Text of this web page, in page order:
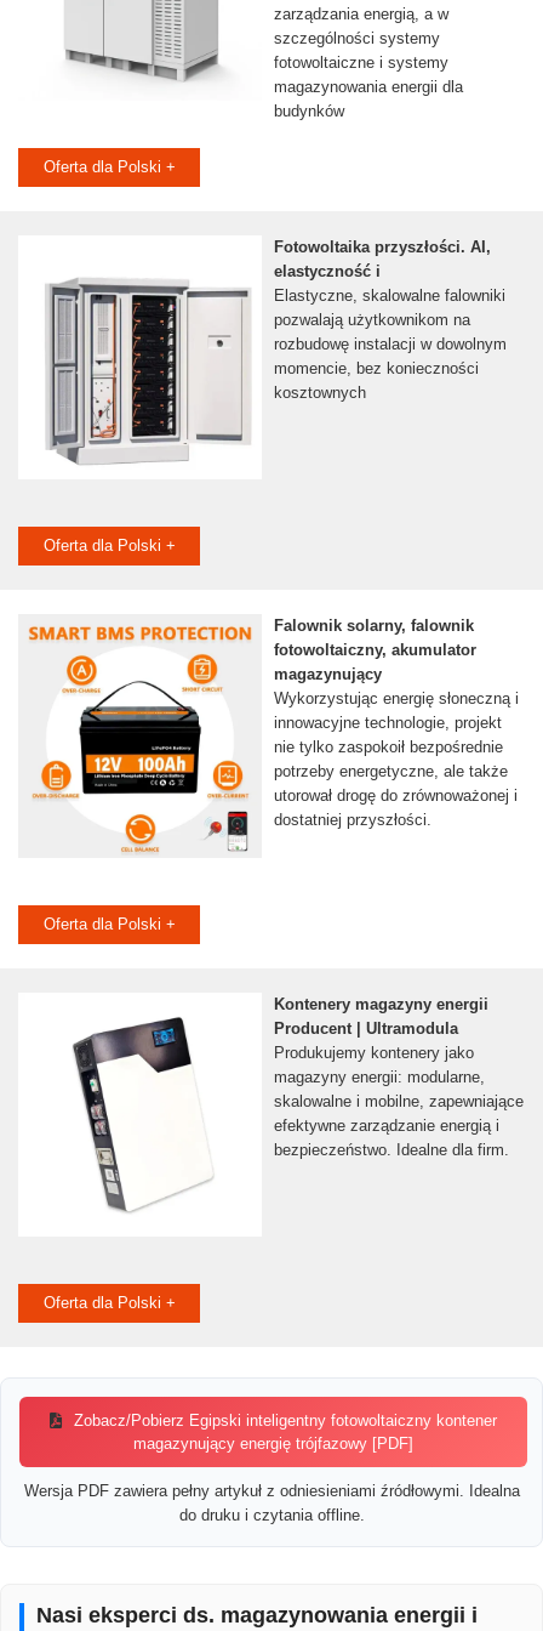
zarządzania energią, a w
szczególności systemy
fotowoltaiczne i systemy
magazynowania energii dla
budynków
Oferta dla Polski +
Fotowoltaika przyszłości. AI,
elastyczność i
Elastyczne, skalowalne falowniki
pozwalają użytkownikom na
rozbudowę instalacji w dowolnym
momencie, bez konieczności
kosztownych
Oferta dla Polski +
Falownik solarny, falownik
fotowoltaiczny, akumulator
magazynujący
Wykorzystując energię słoneczną i
innowacyjne technologie, projekt
nie tylko zaspokoił bezpośrednie
potrzeby energetyczne, ale także
utorował drogę do zrównoważonej i
dostatniej przyszłości.
Oferta dla Polski +
Kontenery magazyny energii
Producent | Ultramodula
Produkujemy kontenery jako
magazyny energii: modularne,
skalowalne i mobilne, zapewniające
efektywne zarządzanie energią i
bezpieczeństwo. Idealne dla firm.
Oferta dla Polski +
Zobacz/Pobierz Egipski inteligentny fotowoltaiczny kontener
magazynujący energię trójfazowy [PDF]
Wersja PDF zawiera pełny artykuł z odniesieniami źródłowymi. Idealna
do druku i czytania offline.
Nasi eksperci ds. magazynowania energii i